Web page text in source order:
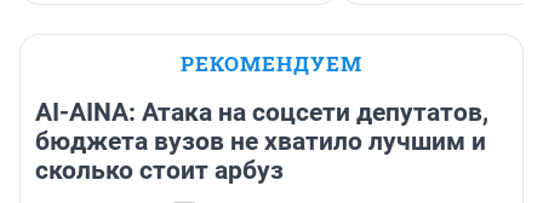
РЕКОМЕНДУЕМ
AI-AINA: Атака на соцсети депутатов,
бюджета вузов не хватило лучшим и
сколько стоит арбуз